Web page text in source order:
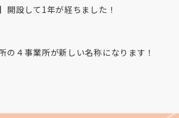
開設して1年が経ちました！
の４事業所が新しい名称になります！